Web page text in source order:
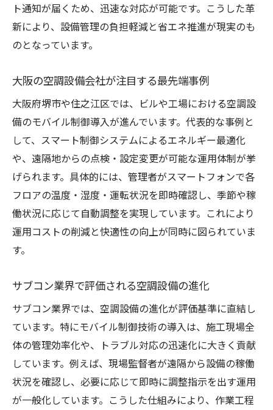
空調設備工事で省エネ化が注目される理由
空調設備で実現する環境配慮の最前線
空調設備におけるモバイル管理のメリット解説
空調設備のモバイル管理で業務効率が向上
ト
空調設備会社が推奨するモバイル制御事例
サブコン現場で役立つモバイル管理の実績
空調設備工事と連携したスマート制御の強
み
空調設備求人で重視される最新スキルとは
堺市や住之江区で注目の空調設備導入事例
大阪サブコンによる空調設備の導入実績
空調設備工事現場の課題解決の実例
空調設備選びの参考になる導入体験談
空調設備の事例から学ぶ業者選定のコツ
スマホで手軽に操作する空調設備の活用法
空調設備のスマホ操作で得られる利便性
ト通知が届くため、迅速な対応が可能です。こうした革
新により、設備管理の負担軽減と省エネ推進が現実のも
のとなっています。
大阪の空調設備会社が注目する最先端事例
大阪府堺市や住之江区では、ビルや工場における空調設
備のモバイル制御導入が進んでいます。代表的な事例と
して、スマート制御システムによるエネルギー最適化
や、遠隔地からの点検・設定変更が可能な運用体制が挙
げられます。具体的には、管理者がスマートフォンで各
フロアの温度・湿度・運転状況を即時確認し、季節や稼
働状況に応じて自動調整を実現しています。これにより
運用コストの削減と快適性の向上が同時に図られていま
す。
サブコン業界で評価される空調設備の進化
サブコン業界では、空調設備の進化が評価基準に直結し
ています。特にモバイル制御技術の導入は、施工現場全
体の管理効率化や、トラブル対応の迅速化に大きく貢献
しています。例えば、現場監督者が遠隔から設備の稼働
状況を確認し、必要に応じて即時に調整指示を出す運用
が一般化しています。こうした仕組みにより、作業工程